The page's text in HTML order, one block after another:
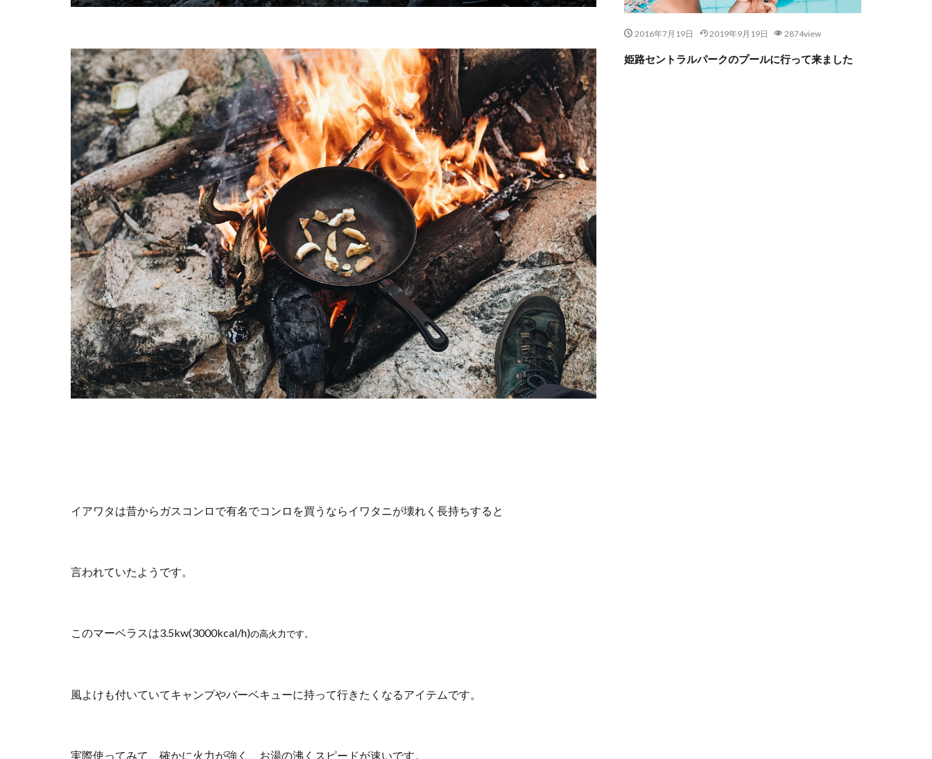
イアワタは昔からガスコンロで有名でコンロを買うならイワタニが壊れく長持ちすると
言われていたようです。
このマーベラスは3.5kw(3000kcal/h)の高火力です。
風よけも付いていてキャンプやバーベキューに持って行きたくなるアイテムです。
実際使ってみて、確かに火力が強く、お湯の沸くスピードが速いです。
2016年7月19日 2019年9月19日 2874view
姫路セントラルパークのプールに行って来ました